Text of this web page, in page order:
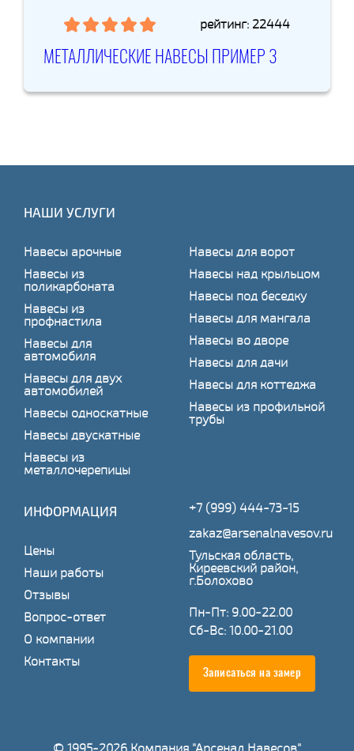
рейтинг: 22444
МЕТАЛЛИЧЕСКИЕ НАВЕСЫ ПРИМЕР 3
НАШИ УСЛУГИ
Навесы арочные
Навесы из
поликарбоната
Навесы из
профнастила
Навесы для
автомобиля
Навесы для двух
автомобилей
Навесы односкатные
Навесы двускатные
Навесы из
металлочерепицы
Навесы для ворот
Навесы над крыльцом
Навесы под беседку
Навесы для мангала
Навесы во дворе
Навесы для дачи
Навесы для коттеджа
Навесы из профильной
трубы
ИНФОРМАЦИЯ
Цены
Наши работы
Отзывы
Вопрос-ответ
О компании
Контакты
+7 (999) 444-73-15
zakaz@arsenalnavesov.ru
Тульская область,
Киреевский район,
г.Болохово
Пн-Пт: 9.00-22.00
Сб-Вс: 10.00-21.00
Записаться на замер